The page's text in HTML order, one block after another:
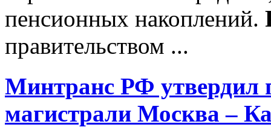
пенсионных накоплений.
правительством ...
Минтранс РФ утвердил
магистрали Москва –